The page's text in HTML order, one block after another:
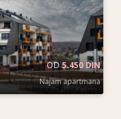
OD5.450 DIN
Najam apartmana